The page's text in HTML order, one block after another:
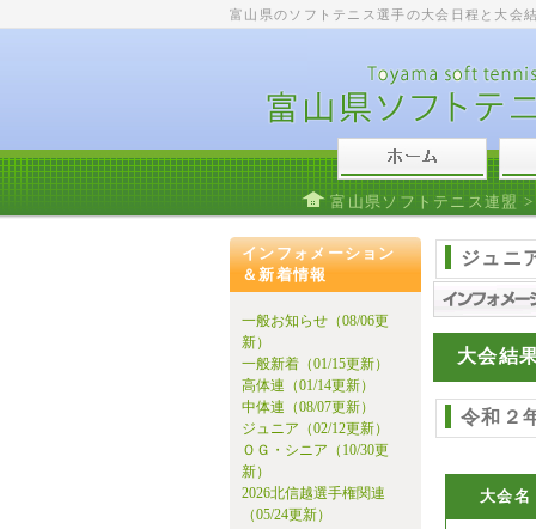
富山県のソフトテニス選手の大会日程と大会
富山県ソフトテニス連盟
インフォメーション
＆新着情報
一般お知らせ（08/06更
新）
一般新着（01/15更新）
高体連（01/14更新）
中体連（08/07更新）
ジュニア（02/12更新）
ＯＧ・シニア（10/30更
新）
2026北信越選手権関連
（05/24更新）
ジュニ
大会結
令和２
大会名